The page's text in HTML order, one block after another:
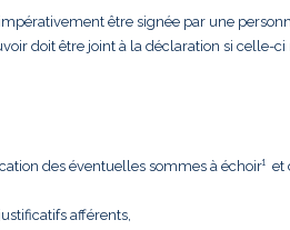
être signée par une
doit être joint à la déclaration si celle-ci
des éventuelles sommes à échoir¹ et
afférents,